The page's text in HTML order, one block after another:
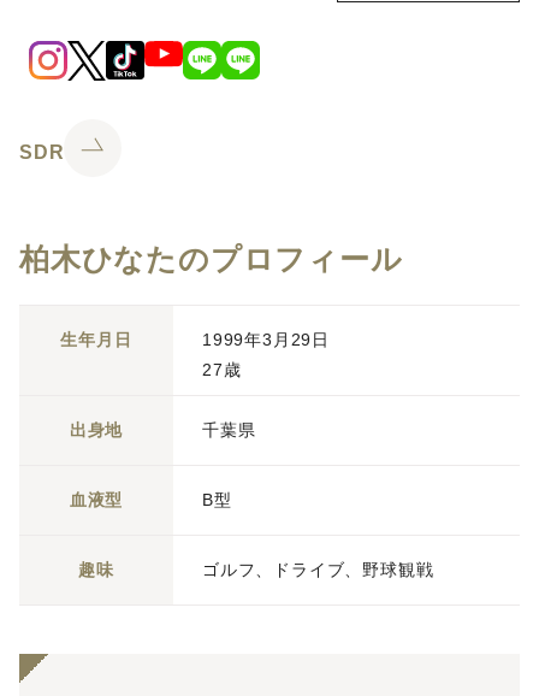
SDR
柏木ひなたのプロフィール
生年月日
1999年3月29日
27歳
出身地 千葉県
血液型 B型
趣味 ゴルフ、ドライブ、野球観戦